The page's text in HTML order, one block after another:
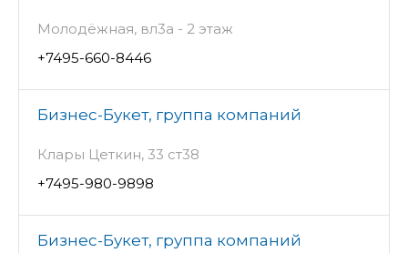
Молодёжная, вл3а - 2 этаж
+7495-660-8446
Бизнес-Букет, группа компаний
Клары Цеткин, 33 ст38
+7495-980-9898
Бизнес-Букет, группа компаний